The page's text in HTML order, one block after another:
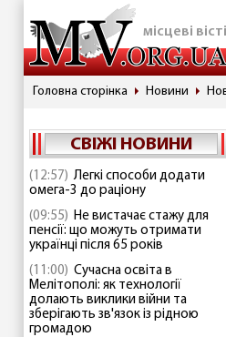
місцеві вісті
Головна сторінка Новини
СВІЖІ НОВИНИ
(12:57) Легкі способи додати
омега-3 до раціону
(09:55) Не вистачає стажу для
пенсії: що можуть отримати
українці після 65 років
(11:00) Сучасна освіта в
Мелітополі: як технології
долають виклики війни та
зберігають зв'язок із рідною
громадою